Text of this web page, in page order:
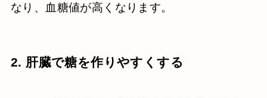
なり、血糖値が高くなります。
2. 肝臓で糖を作りやすくする